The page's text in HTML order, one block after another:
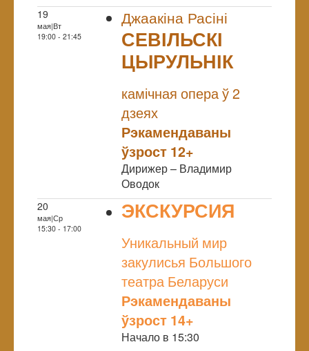
19
мая|Вт
19:00 - 21:45
Джаакіна Расіні
СЕВІЛЬСКІ
ЦЫРУЛЬНІК
камічная опера ў 2
дзеях
Рэкамендаваны
ўзрост 12+
Дирижер – Владимир
Оводок
20
мая|Ср
15:30 - 17:00
ЭКСКУРСИЯ
Уникальный мир
закулисья Большого
театра Беларуси
Рэкамендаваны
ўзрост 14+
Начало в 15:30